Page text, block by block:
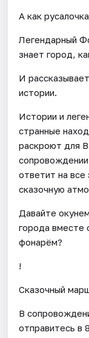
А как
Легендарный
знает город,
И
истории.
Истории и
странные
раскроют для
ответит на все
сказочную
Давайте
города вместе
фонарём?
!
Сказочный
В
отправитесь в